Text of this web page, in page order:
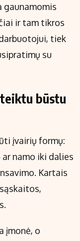
gaunamomis
ir tam tikros
tiek
su
būstu
įvairių formų:
namo iki dalies
Kartais
įmonė, o